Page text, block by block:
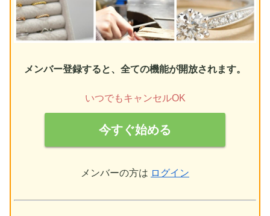
メンバー登録すると、全ての機能が開放されます。
いつでもキャンセルOK
今すぐ始める
メンバーの方は ログイン